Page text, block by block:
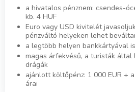
a hivatalos pénznem: csendes-
kb. 4 HUF
Euro vagy USD kivitelét
pénzváltó helyeken lehet
a legtöbb helyen bankkártyával
magas árfekvésű, a turisták
drágák
ajánlott költőpénz: 1 000 EUR +
árai